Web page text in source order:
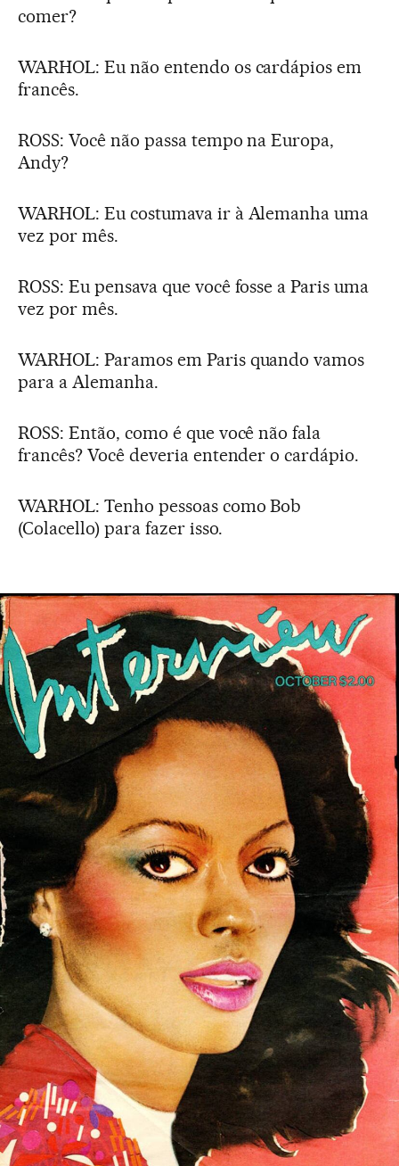
comer?
WARHOL: Eu não entendo os cardápios em
francês.
ROSS: Você não passa tempo na Europa,
Andy?
WARHOL: Eu costumava ir à Alemanha uma
vez por mês.
ROSS: Eu pensava que você fosse a Paris uma
vez por mês.
WARHOL: Paramos em Paris quando vamos
para a Alemanha.
ROSS: Então, como é que você não fala
francês? Você deveria entender o cardápio.
WARHOL: Tenho pessoas como Bob
(Colacello) para fazer isso.